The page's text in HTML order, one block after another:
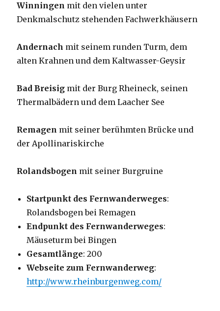
Winningen mit den vielen unter
Denkmalschutz stehenden Fachwerkhäusern
Andernach mit seinem runden Turm, dem
alten Krahnen und dem Kaltwasser-Geysir
Bad Breisig mit der Burg Rheineck, seinen
Thermalbädern und dem Laacher See
Remagen mit seiner berühmten Brücke und
der Apollinariskirche
Rolandsbogen mit seiner Burgruine
Startpunkt des Fernwanderweges:
Rolandsbogen bei Remagen
Endpunkt des Fernwanderweges:
Mäuseturm bei Bingen
Gesamtlänge: 200
Webseite zum Fernwanderweg:
http://www.rheinburgenweg.com/